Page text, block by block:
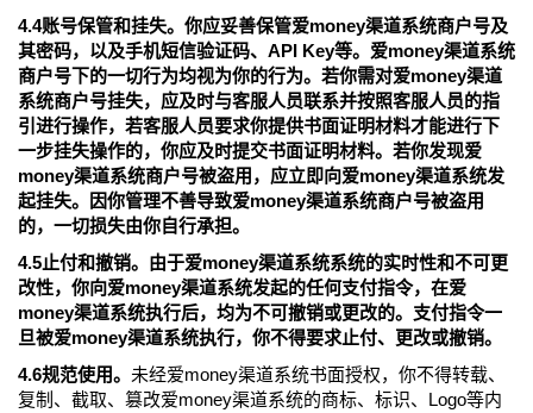
4.4账号保管和挂失。你应妥善保管爱money渠道系统商户号及
其密码，以及手机短信验证码、API Key等。爱money渠道系统
商户号下的一切行为均视为你的行为。若你需对爱money渠道
系统商户号挂失，应及时与客服人员联系并按照客服人员的指
引进行操作，若客服人员要求你提供书面证明材料才能进行下
一步挂失操作的，你应及时提交书面证明材料。若你发现爱
money渠道系统商户号被盗用，应立即向爱money渠道系统发
起挂失。因你管理不善导致爱money渠道系统商户号被盗用
的，一切损失由你自行承担。
4.5止付和撤销。由于爱money渠道系统系统的实时性和不可更
改性，你向爱money渠道系统发起的任何支付指令，在爱
money渠道系统执行后，均为不可撤销或更改的。支付指令一
旦被爱money渠道系统执行，你不得要求止付、更改或撤销。
4.6规范使用。 未经爱money渠道系统书面授权，你不得转载、
复制、截取、篡改爱money渠道系统的商标、标识、Logo等内